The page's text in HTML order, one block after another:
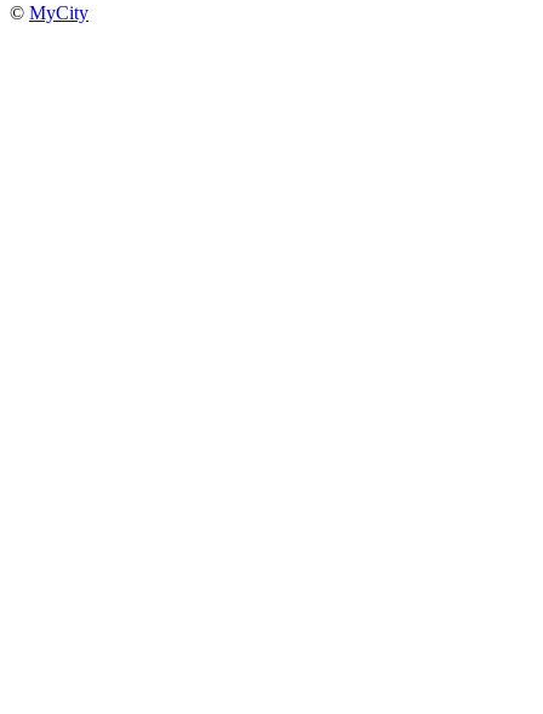
© MyCity